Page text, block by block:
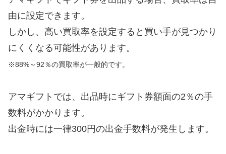
由に設定できます。
しかし、高い買取率を設定すると買い手が見つかり
にくくなる可能性があります。
※88%～92％の買取率が一般的です。
アマギフトでは、出品時にギフト券額面の2％の手
数料がかかります。
出金時には一律300円の出金手数料が発生します。